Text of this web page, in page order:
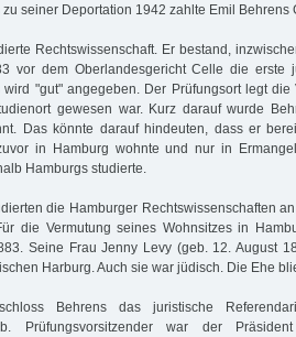
seiner Deportation 1942 zahlte Emil Behrens
Rechtswissenschaft. Er bestand,
vor dem Oberlandesgericht Celle die erste
wird "gut" angegeben. Der Prüfungsort legt die
gewesen war. Kurz darauf wurde
Das könnte darauf hindeuten, dass er
in Hamburg wohnte und nur in
Hamburgs studierte.
die Hamburger Rechtswissenschaften
die Vermutung seines Wohnsitzes in
Seine Frau Jenny Levy (geb. 12. August
Harburg. Auch sie war jüdisch. Die Ehe
Behrens das juristische
Prüfungsvorsitzender war der